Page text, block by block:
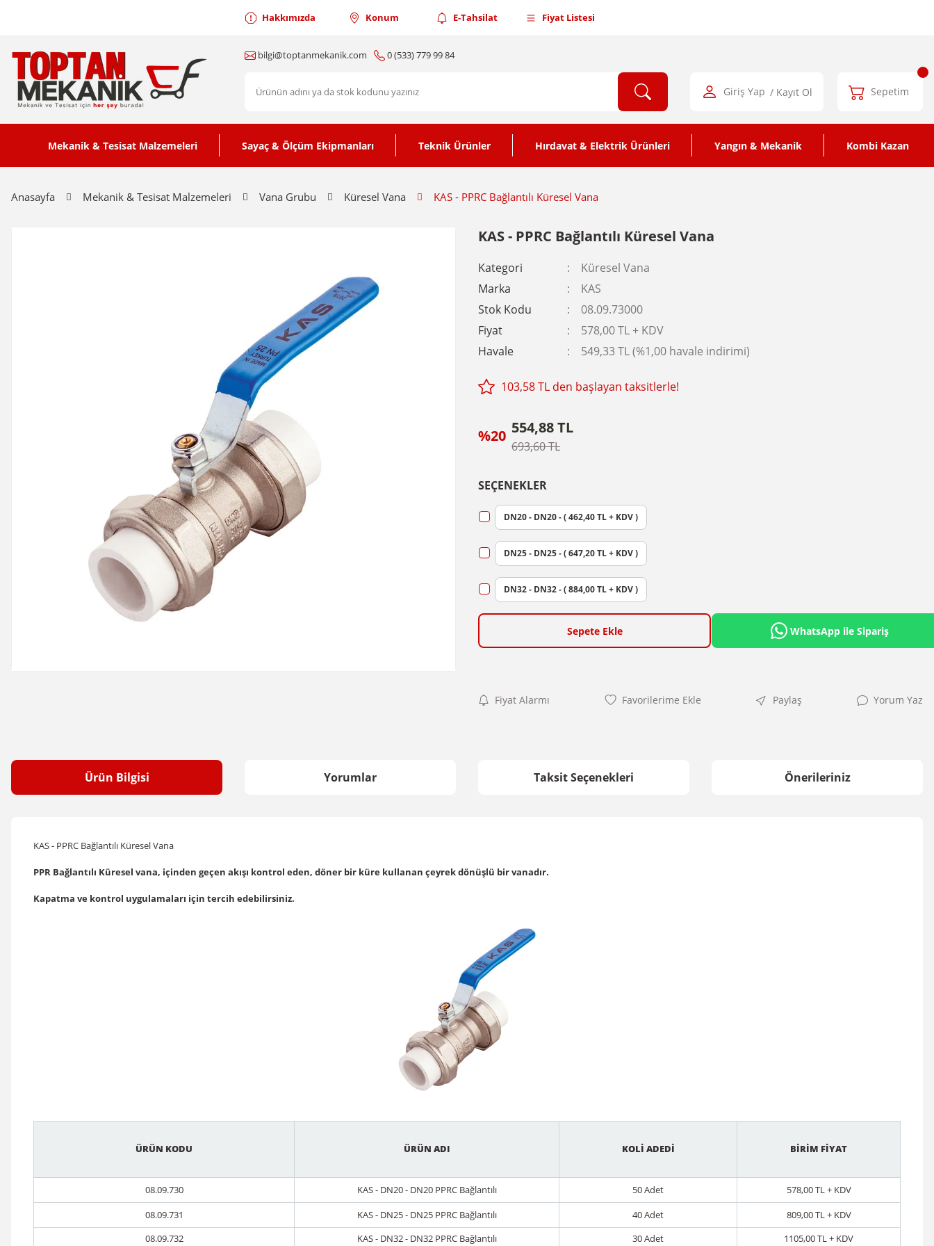
Hakkımızda Konum E-Tahsilat Fiyat Listesi
bilgi@toptanmekanik.com 0 (533) 779 99 84
Giriş Yap / Kayıt Ol Sepetim
Mekanik & Tesisat Malzemeleri Sayaç & Ölçüm Ekipmanları Teknik Ürünler Hırdavat & Elektrik Ürünleri Yangın & Mekanik Kombi Kazan
Anasayfa Mekanik & Tesisat Malzemeleri Vana Grubu Küresel Vana KAS - PPRC Bağlantılı Küresel Vana
KAS - PPRC Bağlantılı Küresel Vana
Kategori
Küresel Vana
Marka
KAS
Stok Kodu
08.09.73000
Fiyat
578,00 TL + KDV
Havale
549,33 TL (%1,00 havale indirimi)
103,58 TL den başlayan taksitlerle!
%20 554,88 TL
693,60 TL
SEÇENEKLER
DN20 - DN20 - ( 462,40 TL + KDV )
DN25 - DN25 - ( 647,20 TL + KDV )
DN32 - DN32 - ( 884,00 TL + KDV )
Sepete Ekle WhatsApp ile Sipariş
Fiyat Alarmı Paylaş Yorum Yaz
Ürün Bilgisi Yorumlar Taksit Seçenekleri Önerileriniz
KAS - PPRC Bağlantılı Küresel Vana
PPR Bağlantılı Küresel vana, içinden geçen akışı kontrol eden, döner bir küre kullanan çeyrek dönüşlü bir vanadır.
Kapatma ve kontrol uygulamaları için tercih edebilirsiniz.
ÜRÜN KODU ÜRÜN ADI KOLİ ADEDİ BİRİM FİYAT
08.09.730 KAS - DN20 - DN20 PPRC Bağlantılı 50 Adet
578,00 TL + KDV
08.09.731
KAS - DN25 - DN25 PPRC Bağlantılı 40 Adet
809,00 TL + KDV
08.09.732
KAS - DN32 - DN32 PPRC Bağlantılı 30 Adet 1105,00 TL + KDV